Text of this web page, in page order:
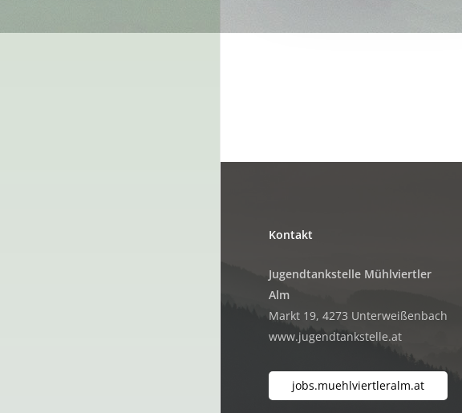
Kontakt
Jugendtankstelle Mühlviertler
Alm
Markt 19, 4273 Unterweißenbach
www.jugendtankstelle.at
jobs.muehlviertleralm.at